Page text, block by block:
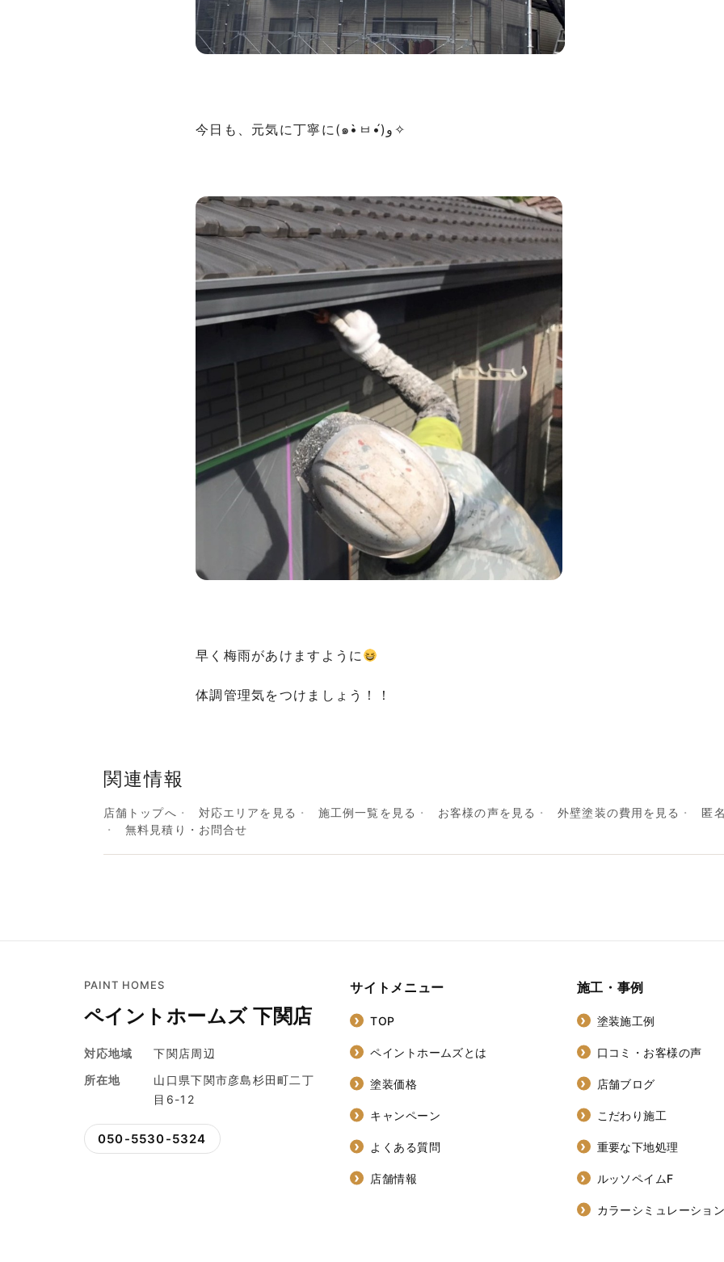
今日も、元気に丁寧に(๑•̀ㅂ•́)و✧
早く梅雨があけますように
体調管理気をつけましょう！！
関連情報
店舗トップへ 対応エリアを見る 施工例一覧を見る お客様の声を見る 外壁塗装の費用を見る
匿
無料見積り・お問合せ
PAINT HOMES
ペイントホームズ 下関店
対応地域
下関店周辺
所在地
山口県下関市彦島杉田町二丁
目6-12
050-5530-5324
サイトメニュー
TOP
ペイントホームズとは
塗装価格
キャンペーン
よくある質問
店舗情報
施工・事例
塗装施工例
口コミ・お客様の声
店舗ブログ
こだわり施工
重要な下地処理
ルッソペイムF
カラーシミュレーション